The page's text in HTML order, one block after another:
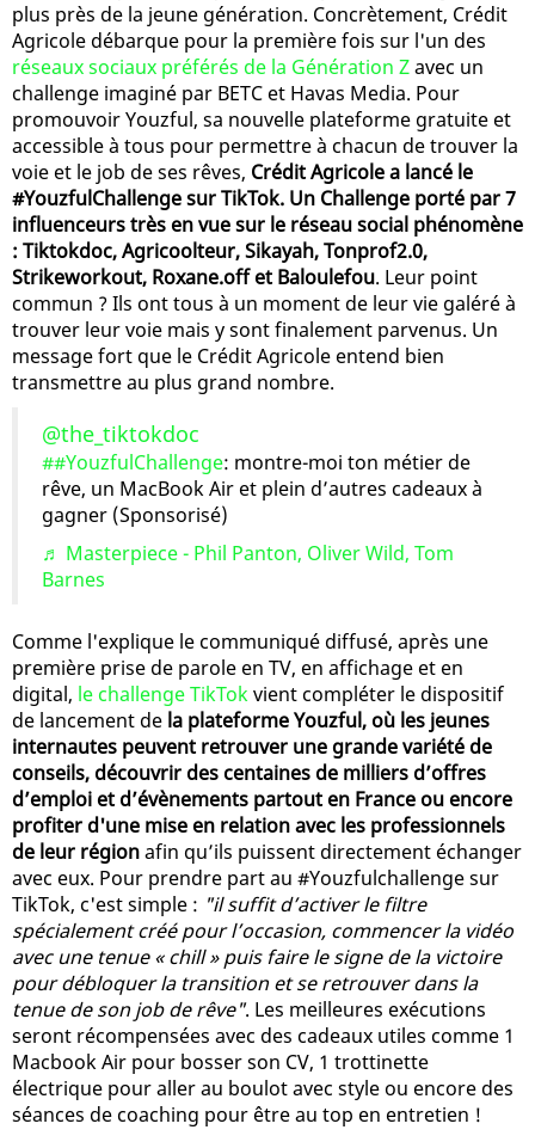
plus près de la jeune génération. Concrètement, Crédit
Agricole débarque pour la première fois sur l'un des
réseaux sociaux préférés de la Génération Zavec un
challenge imaginé par BETC et Havas Media. Pour
promouvoir Youzful, sa nouvelle plateforme gratuite et
accessible à tous pour permettre à chacun de trouver la
voie et le job de ses rêves, Crédit Agricole a lancé le
#YouzfulChallenge sur TikTok. Un Challenge porté par 7
influenceurs très en vue sur le réseau social phénomène
: Tiktokdoc, Agricoolteur, Sikayah, Tonprof2.0,
Strikeworkout, Roxane.off et Baloulefou. Leur point
commun ? Ils ont tous à un moment de leur vie galéré à
trouver leur voie mais y sont finalement parvenus. Un
message fort que le Crédit Agricole entend bien
transmettre au plus grand nombre.
@the_tiktokdoc
##YouzfulChallenge: montre-moi ton métier de
rêve, un MacBook Air et plein d’autres cadeaux à
gagner (Sponsorisé)
♬ Masterpiece - Phil Panton, Oliver Wild, Tom
Barnes
Comme l'explique le communiqué diffusé, après une
première prise de parole en TV, en affichage et en
digital, le challenge TikTokvient compléter le dispositif
de lancement de la plateforme Youzful, où les jeunes
internautes peuvent retrouver une grande variété de
conseils, découvrir des centaines de milliers d’offres
d’emploi et d’évènements partout en France ou encore
profiter d'une mise en relation avec les professionnels
de leur régionafin qu’ils puissent directement échanger
avec eux. Pour prendre part au #Youzfulchallenge sur
TikTok, c'est simple : "il suffit d’activer le filtre
spécialement créé pour l’occasion, commencer la vidéo
avec une tenue « chill » puis faire le signe de la victoire
pour débloquer la transition et se retrouver dans la
tenue de son job de rêve". Les meilleures exécutions
seront récompensées avec des cadeaux utiles comme 1
Macbook Air pour bosser son CV, 1 trottinette
électrique pour aller au boulot avec style ou encore des
séances de coaching pour être au top en entretien !